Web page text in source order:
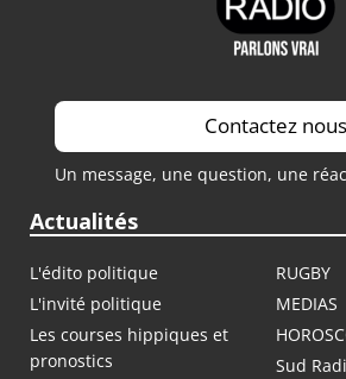
Contactez nous
Un message, une question, une
Actualités
L'édito politique
RUGBY
L'invité politique
MEDIAS
Les courses hippiques et
pronostics
Sud